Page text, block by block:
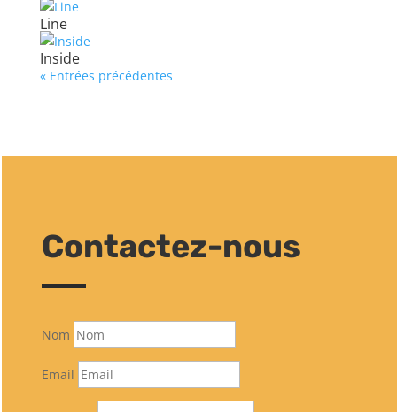
Line
Inside
« Entrées précédentes
Contactez-nous
Nom
Email